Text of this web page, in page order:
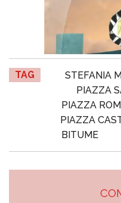
TAG STEFANIA
PIAZZA
PIAZZA
PIAZZA
BITUME